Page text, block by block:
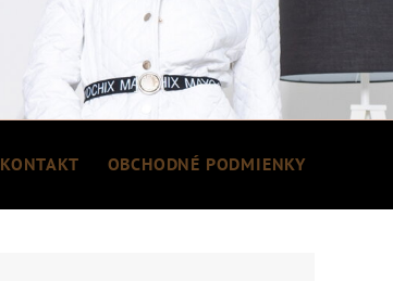
KONTAKT OBCHODNÉ PODMIENKY